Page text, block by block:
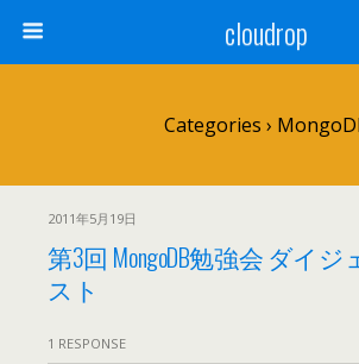
cloudrop
Categories ›
2011年5月19日
第3回 MongoDB勉強会 ダイジ
スト
1 RESPONSE